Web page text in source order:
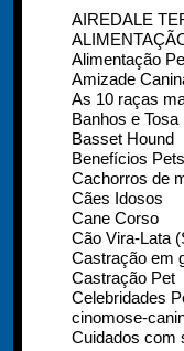
AIREDALE
Alimentação
Amizade
As 10 raças
Banhos e Tosa
Basset Hound
Benefícios Pets
Cachorros de
Cães Idosos
Cane Corso
Cão Vira-Lata
Castração em
Castração Pet
Celebridades
cinomose-
Cuidados com